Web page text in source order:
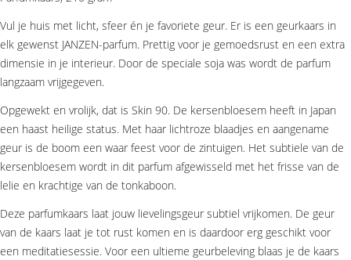
Vul je huis met licht, sfeer én je favoriete geur. Er is een geurkaars in
elk gewenst JANZEN-parfum. Prettig voor je gemoedsrust en een extra
dimensie in je interieur. Door de speciale soja was wordt de parfum
langzaam vrijgegeven.
Opgewekt en vrolijk, dat is Skin 90. De kersenbloesem heeft in Japan
een haast heilige status. Met haar lichtroze blaadjes en aangename
geur is de boom een waar feest voor de zintuigen. Het subtiele van de
kersenbloesem wordt in dit parfum afgewisseld met het frisse van de
lelie en krachtige van de tonkaboon.
Deze parfumkaars laat jouw lievelingsgeur subtiel vrijkomen. De geur
van de kaars laat je tot rust komen en is daardoor erg geschikt voor
een meditatiesessie. Voor een ultieme geurbeleving blaas je de kaars